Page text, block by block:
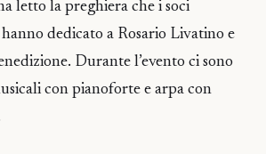
letto la preghiera che i soci
hanno dedicato a Rosario Livatino e
Durante l’evento ci sono
con pianoforte e arpa con